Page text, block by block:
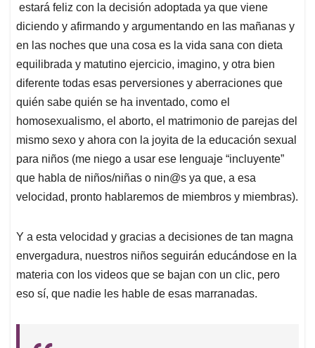
estará feliz con la decisión adoptada ya que viene
diciendo y afirmando y argumentando en las mañanas y
en las noches que una cosa es la vida sana con dieta
equilibrada y matutino ejercicio, imagino, y otra bien
diferente todas esas perversiones y aberraciones que
quién sabe quién se ha inventado, como el
homosexualismo, el aborto, el matrimonio de parejas del
mismo sexo y ahora con la joyita de la educación sexual
para niños (me niego a usar ese lenguaje “incluyente”
que habla de niños/niñas o nin@s ya que, a esa
velocidad, pronto hablaremos de miembros y miembras).
Y a esta velocidad y gracias a decisiones de tan magna
envergadura, nuestros niños seguirán educándose en la
materia con los videos que se bajan con un clic, pero
eso sí, que nadie les hable de esas marranadas.